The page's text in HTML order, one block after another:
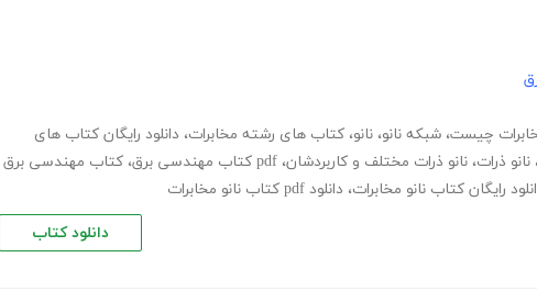
چیست، شبکه نانو، نانو، کتاب های رشته مخابرات، دانلود رایگان کتاب های
نانو ذرات، نانو ذرات مختلف و کاربردشان، pdf کتاب مهندسی برق ، کتاب مهندسی برق
رایگان کتاب نانو مخابرات، دانلود pdf کتاب نانو مخابرات
دانلود کتاب